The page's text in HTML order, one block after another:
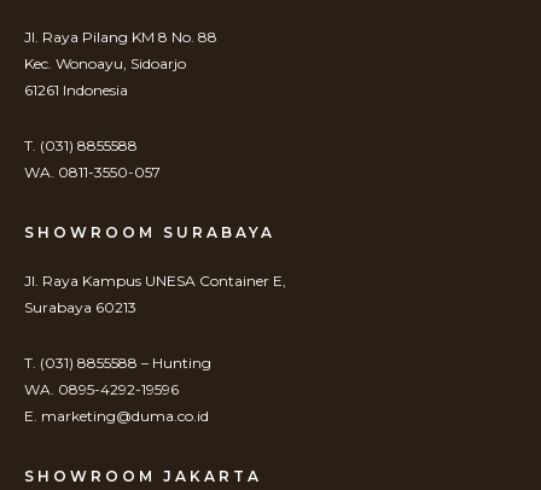
Jl. Raya Pilang KM 8 No. 88
Kec. Wonoayu, Sidoarjo
61261 Indonesia
T. (031) 8855588
WA. 0811-3550-057
SHOWROOM SURABAYA
Jl. Raya Kampus UNESA Container E,
Surabaya 60213
T. (031) 8855588 – Hunting
WA. 0895-4292-19596
E. marketing@duma.co.id
SHOWROOM JAKARTA